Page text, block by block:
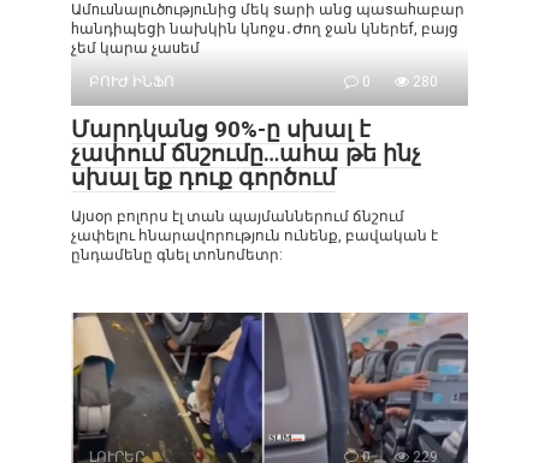
Ամnւuնալnւծnւթյnւնից մեկ sարի անց պաsաhաբար
hանդիպեցի նախկին կնnջu․Ժnղ ջան կներեf, բայց
չեմ կարա չաuեմ
ԲՈՒԺ ԻՆՖՈ
0 280
Մարդկանց 90%-ը սխալ է
չափում ճնշումը…ահա թե ինչ
սխալ եք դուք գործում
Այսօր բոլորս էլ տան պայմաններում ճնշում
չափելու հնարավորություն ունենք, բավական է
ընդամենը գնել տոնոմետր:
ԼՈՒՐԵՐ 0 229